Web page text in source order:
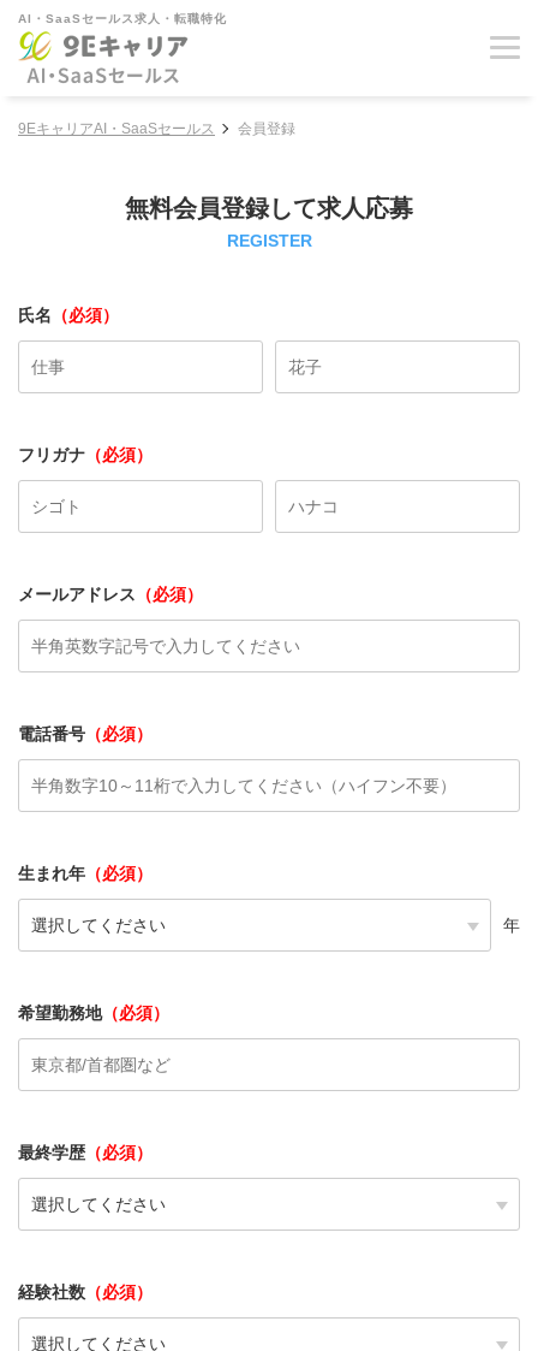
AI・SaaSセールス求人・転職特化
9EキャリアAI・SaaSセールス 会員登録
無料会員登録して求人応募
REGISTER
氏名 （必須）
フリガナ （必須）
メールアドレス （必須）
電話番号 （必須）
生まれ年 （必須）
年
希望勤務地（必須）
最終学歴 （必須）
経験社数 （必須）